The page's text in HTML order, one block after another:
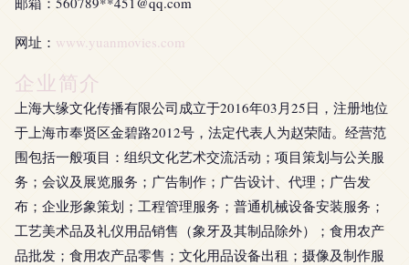
网址： www.yuanmovies.com
企业简介
上海大缘文化传播有限公司成立于2016年03月25日，注册地位
于上海市奉贤区金碧路2012号，法定代表人为赵荣陆。经营范
围包括一般项目：组织文化艺术交流活动；项目策划与公关服
务；会议及展览服务；广告制作；广告设计、代理；广告发
布；企业形象策划；工程管理服务；普通机械设备安装服务；
工艺美术品及礼仪用品销售（象牙及其制品除外）；食用农产
品批发；食用农产品零售；文化用品设备出租；摄像及制作服